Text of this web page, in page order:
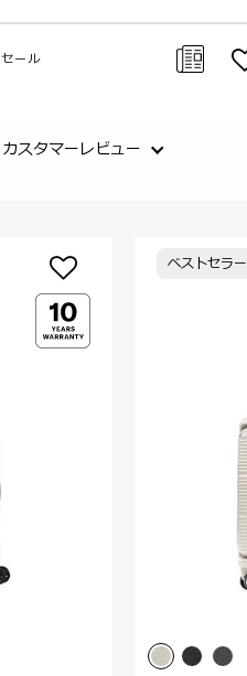
セール
カスタマーレビュー
ベストセラー